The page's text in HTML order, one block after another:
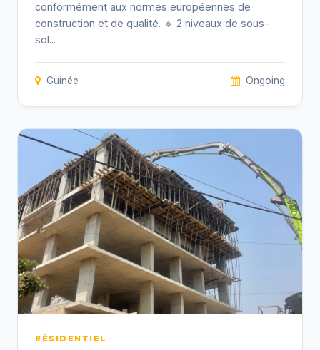
conformément aux normes européennes de
construction et de qualité. 🔹 2 niveaux de sous-
sol...
Guinée Ongoing
RÉSIDENTIEL